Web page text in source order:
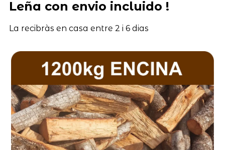
Leña con envio incluido !
La recibràs en casa entre 2 i 6 dias